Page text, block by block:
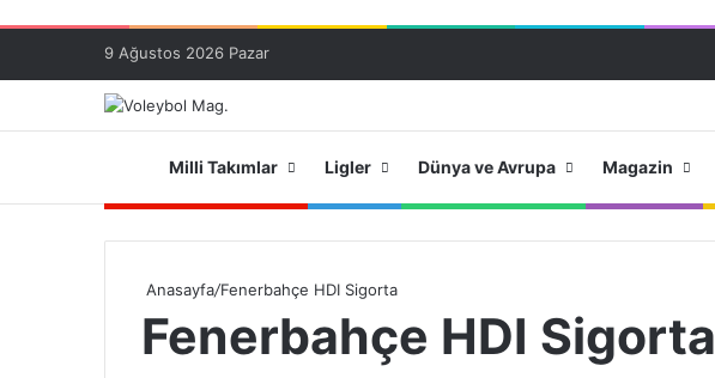
9 Ağustos 2026 Pazar
Ana Sayfa
Milli Takımlar Ligler Dünya ve Avrupa Magazin
Anasayfa/Fenerbahçe HDI Sigorta
Fenerbahçe HDI Sigorta